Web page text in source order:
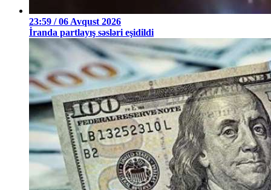
23:59 / 06 Avqust 2026
İranda partlayış səsləri eşidildi